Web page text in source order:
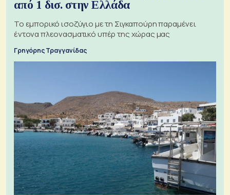
από 1 δισ. στην Ελλάδα
Το εμπορικό ισοζύγιο με τη Σιγκαπούρη παραμένει
έντονα πλεονασματικό υπέρ της χώρας μας
Γρηγόρης Τραγγανίδας